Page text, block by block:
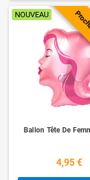
NOUVEAU
Ballon Tête De
4,95 €